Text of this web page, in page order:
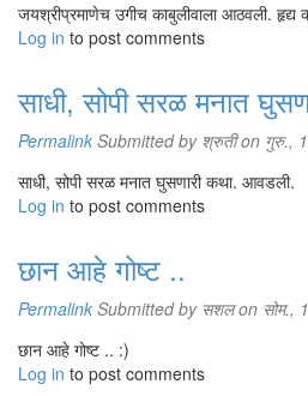
जयश्रीप्रमाणेच उगीच काबुलीवाला आठवली. हृद्य
Log in to post comments
साधी, सोपी सरळ मनात
Permalink Submitted by श्रुतीon गुरु.,
साधी, सोपी सरळ मनात घुसणारी कथा. आवडली.
Log in to post comments
छान आहे गोष्ट ..
Permalink Submitted by सशलon सोम.,
छान आहे गोष्ट .. :)
Log in to post comments